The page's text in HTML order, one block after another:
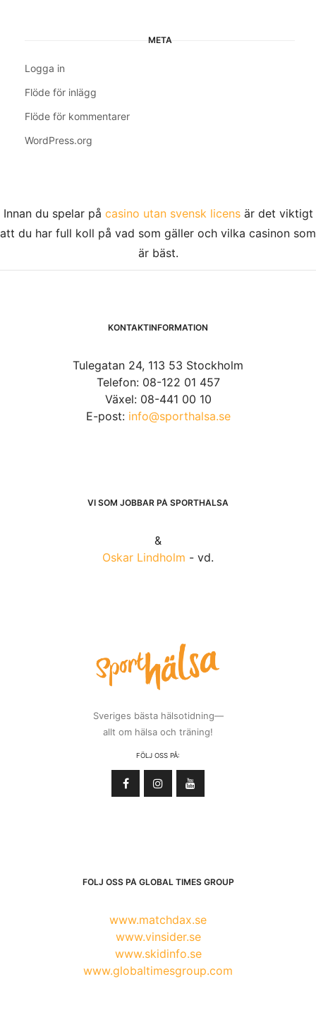
META
Logga in
Flöde för inlägg
Flöde för kommentarer
WordPress.org
Innan du spelar på casino utan svensk licensär det viktigt
att du har full koll på vad som gäller och vilka casinon som
är bäst.
KONTAKTINFORMATION
Tulegatan 24, 113 53 Stockholm
Telefon: 08-122 01 457
Växel: 08-441 00 10
E-post: info@sporthalsa.se
VI SOM JOBBAR PÅ SPORTHÄLSA
&
Oskar Lindholm - vd.
Sveriges bästa hälsotidning—
allt om hälsa och träning!
FÖLJ OSS PÅ:
FÖLJ OSS PÅ GLOBAL TIMES GROUP
www.matchdax.se
www.vinsider.se
www.skidinfo.se
www.globaltimesgroup.com